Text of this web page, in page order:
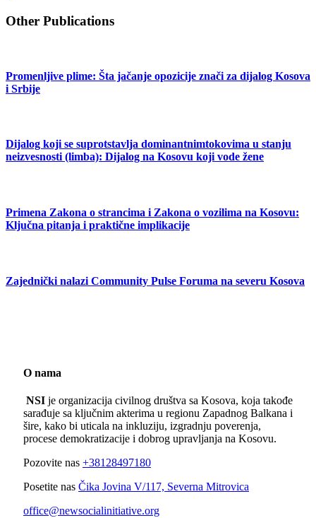
Other Publications
Promenljive plime: Šta jačanje opozicije znači za dijalog Kosova
i Srbije
Dijalog koji se suprotstavlja dominantnimtokovima u stanju
neizvesnosti (limba): Dijalog na Kosovu koji vode žene
Primena Zakona o strancima i Zakona o vozilima na Kosovu:
Ključna pitanja i praktične implikacije
Zajednički nalazi Community Pulse Foruma na severu Kosova
O nama
NSI je organizacija civilnog društva sa Kosova, koja takođe
sarađuje sa ključnim akterima u regionu Zapadnog Balkana i
šire, kako bi uticala na inkluziju, izgradnju poverenja,
procese demokratizacije i dobrog upravljanja na Kosovu.
Pozovite nas +38128497180
Posetite nas Čika Jovina V/117, Severna Mitrovica
office@newsocialinitiative.org